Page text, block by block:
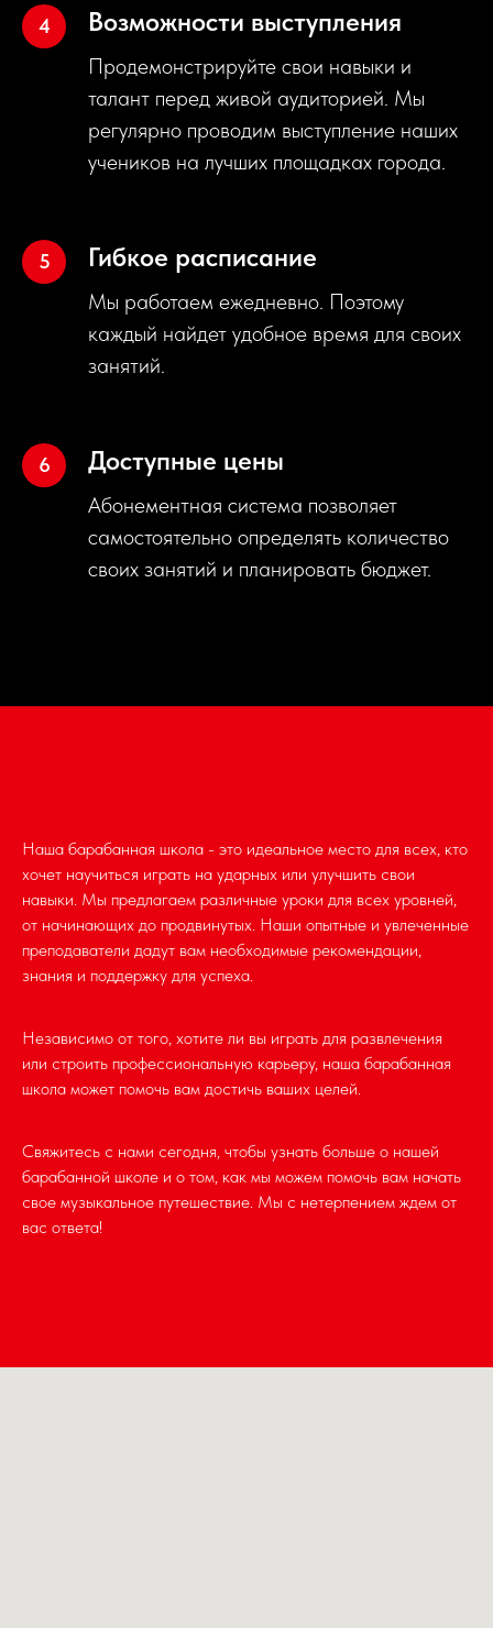
Возможности выступления
Продемонстрируйте свои навыки и
талант перед живой аудиторией. Мы
регулярно проводим выступление наших
учеников на лучших площадках города.
Гибкое расписание
Мы работаем ежедневно. Поэтому
каждый найдет удобное время для своих
занятий.
Доступные цены
Абонементная система позволяет
самостоятельно определять количество
своих занятий и планировать бюджет.
Наша барабанная школа - это идеальное место для всех, кто
хочет научиться играть на ударных или улучшить свои
навыки. Мы предлагаем различные уроки для всех уровней,
от начинающих до продвинутых. Наши опытные и увлеченные
преподаватели дадут вам необходимые рекомендации,
знания и поддержку для успеха.
Независимо от того, хотите ли вы играть для развлечения
или строить профессиональную карьеру, наша барабанная
школа может помочь вам достичь ваших целей.
Свяжитесь с нами сегодня, чтобы узнать больше о нашей
барабанной школе и о том, как мы можем помочь вам начать
свое музыкальное путешествие. Мы с нетерпением ждем от
вас ответа!